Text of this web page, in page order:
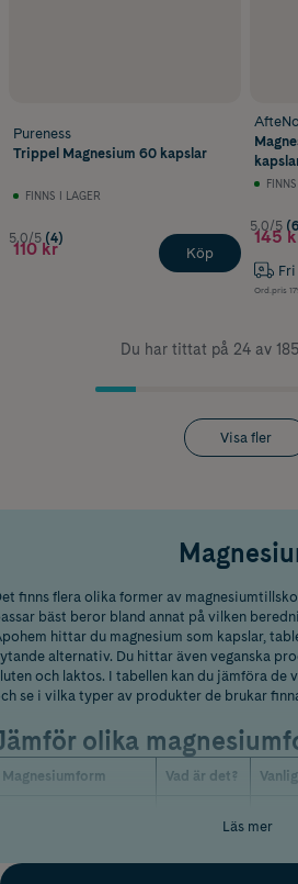
Pureness
Trippel Magnesium 60 kapslar
FINNS I LAGER
5.0/5 (4)
110 kr Köp
5.0/5
145
Ord.pris
Du har tittat på 24 av
Visa fler
finns flera olika former av
bäst beror bland annat på vilken
hittar du magnesium som kapslar,
alternativ. Du hittar även veganska
och laktos. I tabellen kan du jämföra de
se i vilka typer av produkter de brukar
olika
Magnesiumform Vad är det?
Bundet tillLäs mer